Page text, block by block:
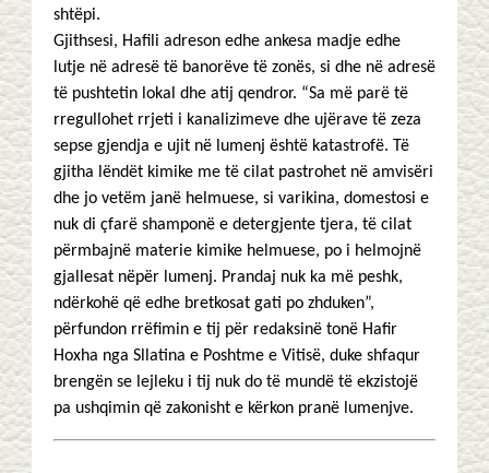
shtëpi.
Gjithsesi, Hafili adreson edhe ankesa madje edhe
lutje në adresë të banorëve të zonës, si dhe në adresë
të pushtetin lokal dhe atij qendror. “Sa më parë të
rregullohet rrjeti i kanalizimeve dhe ujërave të zeza
sepse gjendja e ujit në lumenj është katastrofë. Të
gjitha lëndët kimike me të cilat pastrohet në amvisëri
dhe jo vetëm janë helmuese, si varikina, domestosi e
nuk di çfarë shamponë e detergjente tjera, të cilat
përmbajnë materie kimike helmuese, po i helmojnë
gjallesat nëpër lumenj. Prandaj nuk ka më peshk,
ndërkohë që edhe bretkosat gati po zhduken”,
përfundon rrëfimin e tij për redaksinë tonë Hafir
Hoxha nga Sllatina e Poshtme e Vitisë, duke shfaqur
brengën se lejleku i tij nuk do të mundë të ekzistojë
pa ushqimin që zakonisht e kërkon pranë lumenjve.